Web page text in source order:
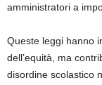
amministratori a
Queste leggi hanno
dell’equità, ma
disordine scolastico